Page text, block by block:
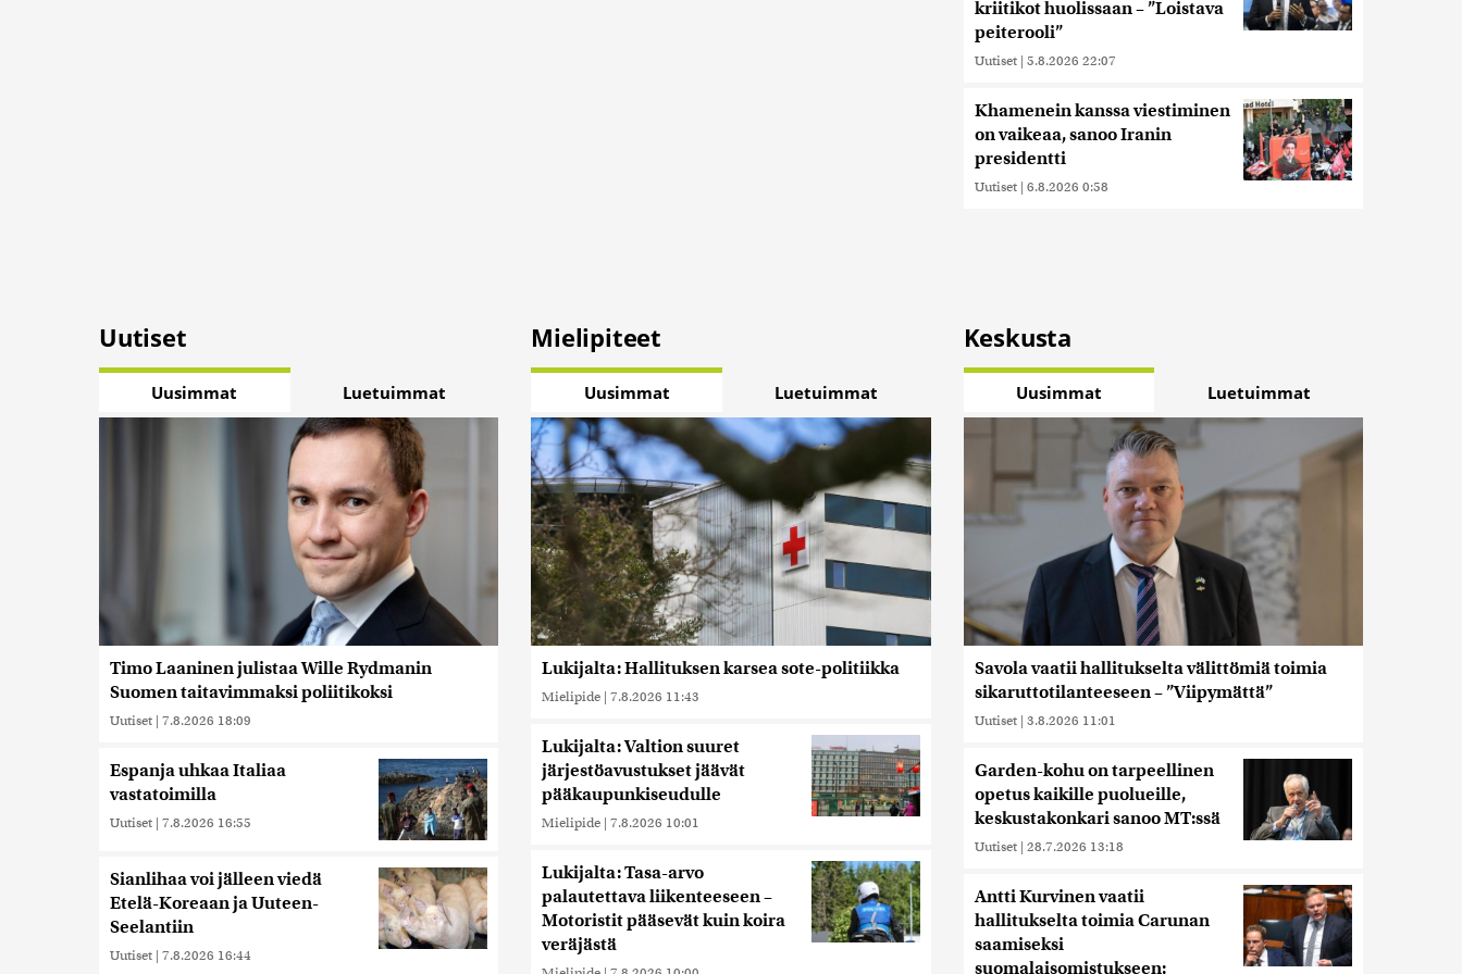
kriitikot huolissaan – ”Loistava
peiterooli”
Uutiset | 5.8.2026 22:07
Khamenein kanssa viestiminen
on vaikeaa, sanoo Iranin
presidentti
Uutiset | 6.8.2026 0:58
Uutiset
Uusimmat Luetuimmat
Timo Laaninen julistaa Wille Rydmanin
Suomen taitavimmaksi poliitikoksi
Uutiset | 7.8.2026 18:09
Espanja uhkaa Italiaa
vastatoimilla
Uutiset | 7.8.2026 16:55
Sianlihaa voi jälleen viedä
Etelä-Koreaan ja Uuteen-
Seelantiin
Uutiset | 7.8.2026 16:44
Mielipiteet
Uusimmat Luetuimmat
Lukijalta: Hallituksen karsea sote-politiikka
Mielipide | 7.8.2026 11:43
Lukijalta: Valtion suuret
järjestöavustukset jäävät
pääkaupunkiseudulle
Mielipide | 7.8.2026 10:01
Lukijalta: Tasa-arvo
palautettava liikenteeseen –
Motoristit pääsevät kuin koira
veräjästä
Keskusta
Uusimmat Luetuimmat
Savola vaatii hallitukselta välittömiä toimia
sikaruttotilanteeseen – ”Viipymättä”
Uutiset | 3.8.2026 11:01
Garden-kohu on tarpeellinen
opetus kaikille puolueille,
keskustakonkari sanoo MT:ssä
Uutiset | 28.7.2026 13:18
Antti Kurvinen vaatii
hallitukselta toimia Carunan
saamiseksi
suomalaisomistukseen: